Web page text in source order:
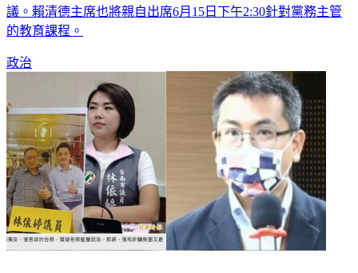
議。賴清德主席也將親自出席6月15日下午2:30針對黨務主管
的教育課程。
政治